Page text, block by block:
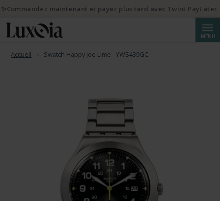
MENU
Accueil Swatch Happy Joe Lime - YWS439GC
✨Commandez maintenant et payez plus tard avec Twint PayLater.